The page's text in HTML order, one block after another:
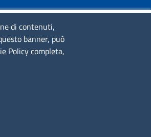
DA
di contenuti,
banner, può
Policy completa,